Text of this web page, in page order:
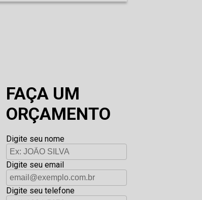
FAÇA UM
ORÇAMENTO
Digite seu nome
Digite seu email
Digite seu telefone